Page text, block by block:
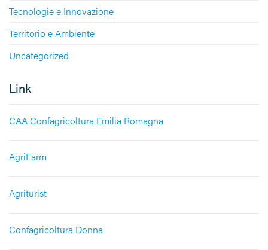
Tecnologie e Innovazione
Territorio e Ambiente
Uncategorized
Link
CAA Confagricoltura Emilia Romagna
AgriFarm
Agriturist
Confagricoltura Donna